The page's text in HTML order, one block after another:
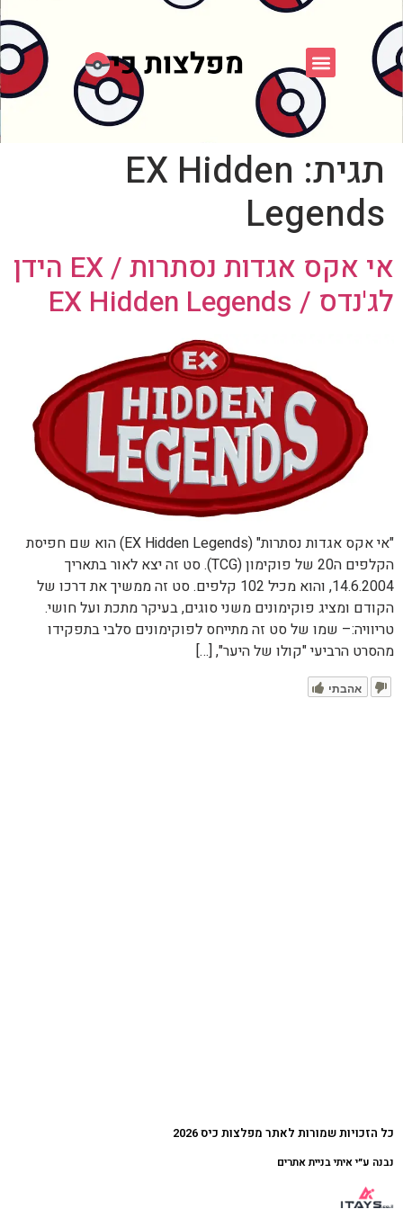
תגית: EX Hidden
Legends
אי אקס אגדות נסתרות / EX הידן
לג'נדס / EX Hidden Legends
"אי אקס אגדות נסתרות" (EX Hidden Legends) הוא שם חפיסת
הקלפים ה20 של פוקימון (TCG). סט זה יצא לאור בתאריך
14.6.2004, והוא מכיל 102 קלפים. סט זה ממשיך את דרכו של
הקודם ומציג פוקימונים משני סוגים, בעיקר מתכת ועל חושי.
טריוויה:– שמו של סט זה מתייחס לפוקימונים סלבי בתפקידו
מהסרט הרביעי "קולו של היער", […]
אהבתי
כל הזכויות שמורות לאתר מפלצות כיס 2026
נבנה ע״י איתי בניית אתרים